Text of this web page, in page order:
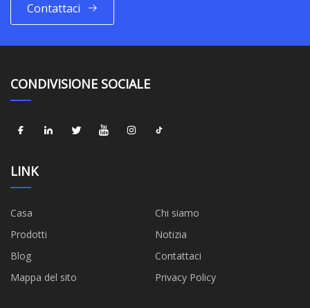
Contattaci
CONDIVISIONE SOCIALE
LINK
Casa
Chi siamo
Prodotti
Notizia
Blog
Contattaci
Mappa del sito
Privacy Policy